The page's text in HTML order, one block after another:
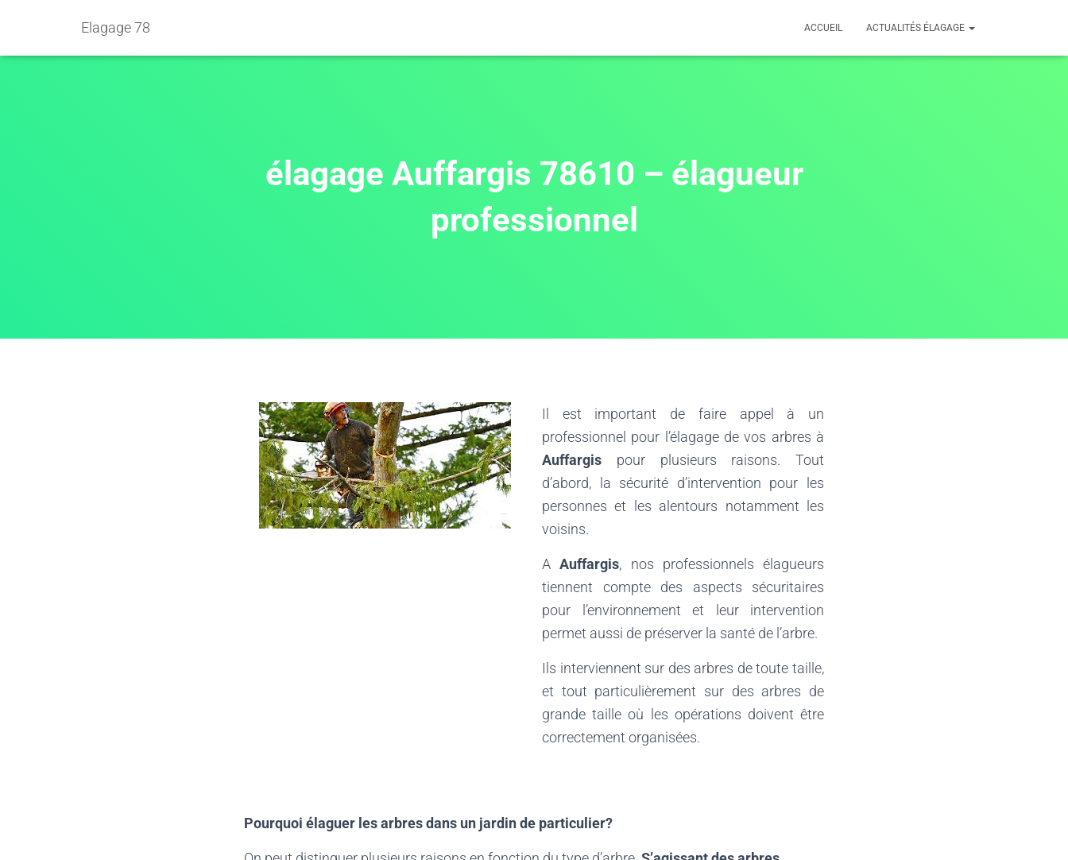
Elagage 78 ACCUEIL ACTUALITÉS ÉLAGAGE
élagage Auffargis 78610 – élagueur
professionnel
Il est important de faire appel à un
professionnel pour l’élagage de vos arbres à
Auffargis pour plusieurs raisons. Tout
d’abord, la sécurité d’intervention pour les
personnes et les alentours notamment les
voisins.
AAuffargis, nos professionnels élagueurs
tiennent compte des aspects sécuritaires
pour l’environnement et leur intervention
permet aussi de préserver la santé de l’arbre.
Ils interviennent sur des arbres de toute taille,
et tout particulièrement sur des arbres de
grande taille où les opérations doivent être
correctement organisées.
Pourquoi élaguer les arbres dans un jardin de particulier?